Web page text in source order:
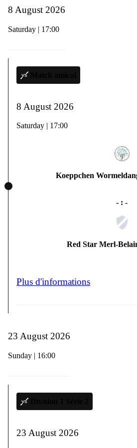
8 August 2026
Saturday | 17:00
8 August 2026
Saturday | 17:00
Koeppchen
- : -
Red Star Merl-
Plus d'informations
23 August 2026
Sunday | 16:00
23 August 2026